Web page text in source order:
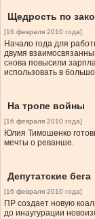
Щедрость по
[16 февраля 2010 года]
Начало года для
двумя
снова повысили
использовать в
На тропе войны
[16 февраля 2010 года]
Юлия Тимошенко
мечты о реванше.
Депутатские бега
[16 февраля 2010 года]
ПР создает новую
до инаугурации